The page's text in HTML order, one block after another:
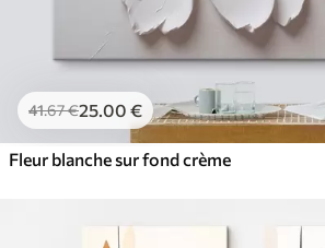
41.67€25.00 €
Fleur blanche sur fond crème